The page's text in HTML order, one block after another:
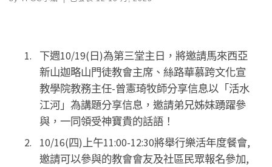
下週10/19(日)為第三堂主日，將邀請馬來西亞
新山迦略山門徒教會主席、絲路華慕跨文化宣
教學院教務主任-曾憲琦牧師分享信息以「活水
江河」為講題分享信息，邀請弟兄姊妹踴躍參
與，一同領受神寶貴的話語！
10/16(四)上午11:00-12:30將舉行樂活年度餐會,
邀請可以參與的教會會友及社區民眾報名參加,